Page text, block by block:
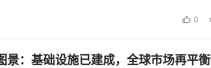
0
景：基础设施已建成，全球市场再平衡